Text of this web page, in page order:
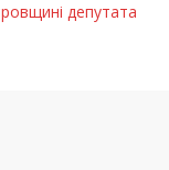
депутата